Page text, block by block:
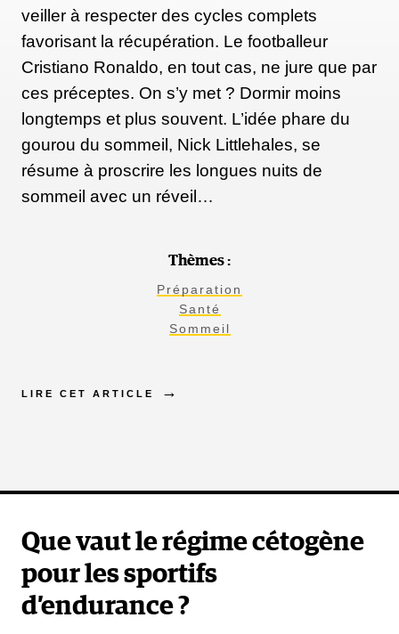
veiller à respecter des cycles complets
favorisant la récupération. Le footballeur
Cristiano Ronaldo, en tout cas, ne jure que par
ces préceptes. On s’y met ? Dormir moins
longtemps et plus souvent. L’idée phare du
gourou du sommeil, Nick Littlehales, se
résume à proscrire les longues nuits de
sommeil avec un réveil…
Thèmes :
Préparation
Santé
Sommeil
LIRE CET ARTICLE
Que vaut le régime cétogène
pour les sportifs
d’endurance ?